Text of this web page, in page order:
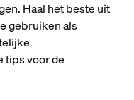
Haal het beste uit
gebruiken als
tips voor de